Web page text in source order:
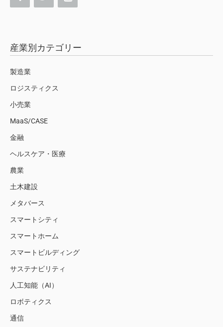
産業別カテゴリー
製造業
ロジスティクス
小売業
MaaS/CASE
金融
ヘルスケア・医療
農業
土木建設
メタバース
スマートシティ
スマートホーム
スマートビルディング
サステナビリティ
人工知能（AI）
ロボティクス
通信